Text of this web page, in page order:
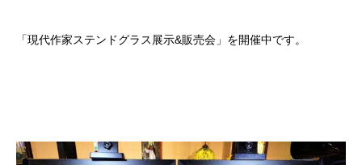
「現代作家ステンドグラス展示&販売会」を開催中です。